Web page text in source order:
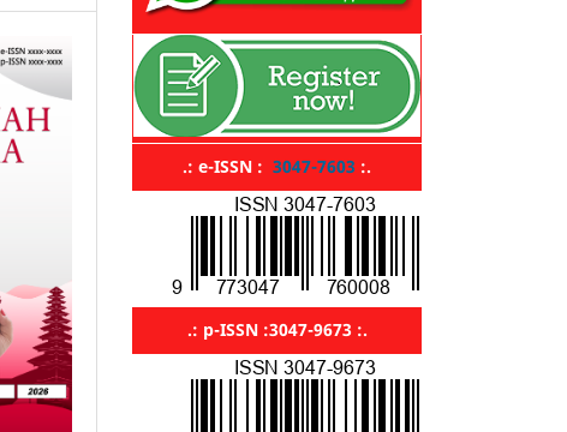
.: e-ISSN : 3047-7603 :.
.: p-ISSN :3047-9673 :.